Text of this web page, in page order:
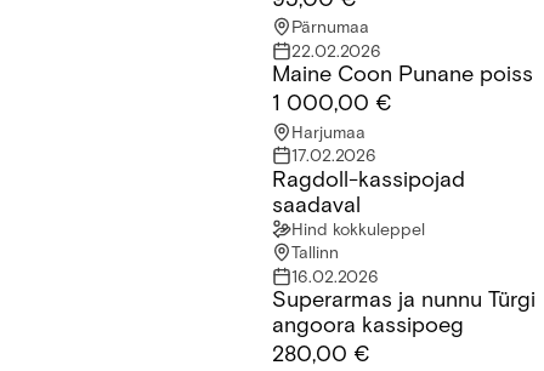
Pärnumaa
22.02.2026
Maine Coon Punane poiss
1 000,00 €
Harjumaa
17.02.2026
Ragdoll-kassipojad
saadaval
Hind kokkuleppel
Tallinn
16.02.2026
Superarmas ja nunnu Türgi angoora kassipoeg
Superarmas ja nunnu Türgi
angoora kassipoeg
280,00 €